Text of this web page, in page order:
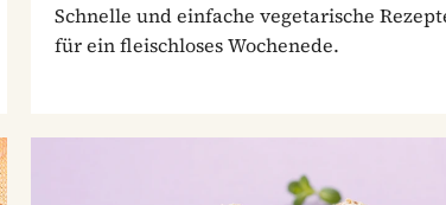
Schnelle und einfache vegetarische
für ein fleischloses Wochenede.